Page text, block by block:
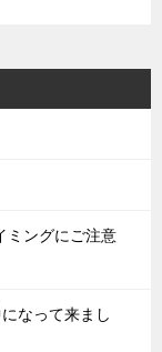
ミングにご注意
なって来まし